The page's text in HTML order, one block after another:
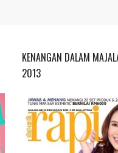
KENANGAN DALAM
2013